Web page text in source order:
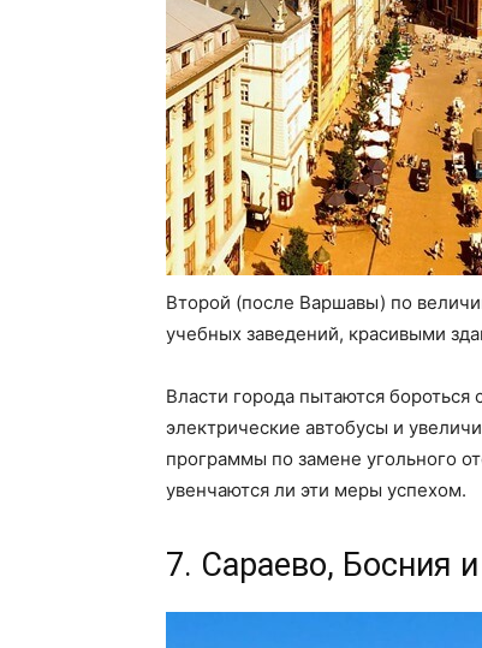
Второй (после Варшавы) по
учебных заведений, красивыми
Власти города пытаются
электрические автобусы и
программы по замене угольного
увенчаются ли эти меры успехом.
7. Сараево, Босния